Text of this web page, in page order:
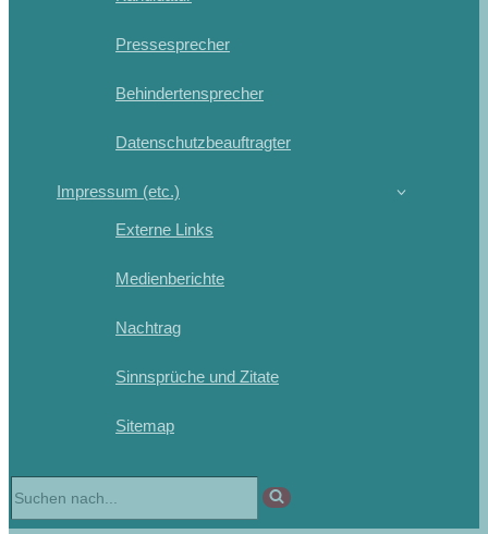
Pressesprecher
Behindertensprecher
Datenschutzbeauftragter
Impressum (etc.)
Externe Links
Medienberichte
Nachtrag
Sinnsprüche und Zitate
Sitemap